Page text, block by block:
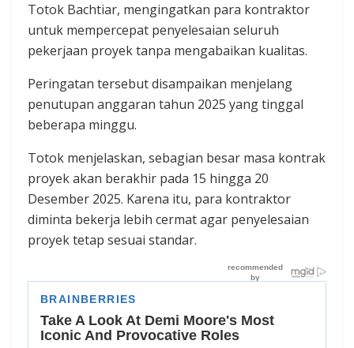
Totok Bachtiar, mengingatkan para kontraktor
untuk mempercepat penyelesaian seluruh
pekerjaan proyek tanpa mengabaikan kualitas.
Peringatan tersebut disampaikan menjelang
penutupan anggaran tahun 2025 yang tinggal
beberapa minggu.
Totok menjelaskan, sebagian besar masa kontrak
proyek akan berakhir pada 15 hingga 20
Desember 2025. Karena itu, para kontraktor
diminta bekerja lebih cermat agar penyelesaian
proyek tetap sesuai standar.